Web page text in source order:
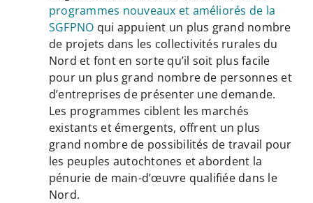
programmes nouveaux et améliorés de la
SGFPNO qui appuient un plus grand nombre
de projets dans les collectivités rurales du
Nord et font en sorte qu’il soit plus facile
pour un plus grand nombre de personnes et
d’entreprises de présenter une demande.
Les programmes ciblent les marchés
existants et émergents, offrent un plus
grand nombre de possibilités de travail pour
les peuples autochtones et abordent la
pénurie de main-d’œuvre qualifiée dans le
Nord.